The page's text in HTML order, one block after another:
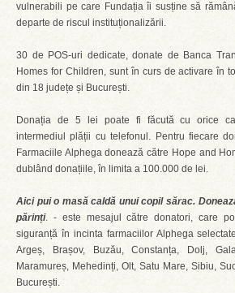
vulnerabili pe care Fundația îi susține să
departe de riscul instituționalizării.
30 de POS-uri dedicate, donate de Banca
Homes for Children, sunt în curs de activare în
din 18 județe și București.
Donația de 5 lei poate fi făcută cu orice
intermediul plății cu telefonul. Pentru fiecare
Farmaciile Alphega donează către Hope and
dublând donațiile, în limita a 100.000 de lei.
Aici pui o masă caldă unui copil sărac.
părinți. - este mesajul către donatori, care
siguranță în incinta farmaciilor Alphega
Argeș, Brașov, Buzău, Constanța, Dolj,
Maramureș, Mehedinți, Olt, Satu Mare, Sibiu,
București.